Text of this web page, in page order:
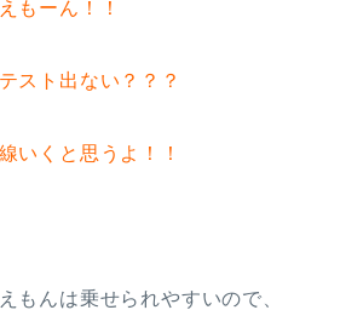
もーん！！
スト出ない？？？
いくと思うよ！！
もんは乗せられやすいので、